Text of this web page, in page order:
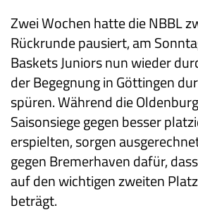
Zwei Wochen hatte die NBBL
Rückrunde pausiert, am
Baskets Juniors nun wieder
der Begegnung in Göttingen
spüren. Während die
Saisonsiege gegen besser
erspielten, sorgen
gegen Bremerhaven dafür,
auf den wichtigen zweiten
beträgt.